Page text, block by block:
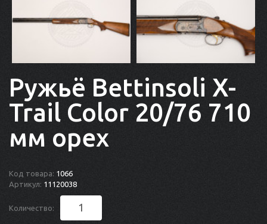
Ружьё Bettinsoli X-
Trail Color 20/76 710
мм орех
Код товара: 1066
Артикул: 11120038
Количество: